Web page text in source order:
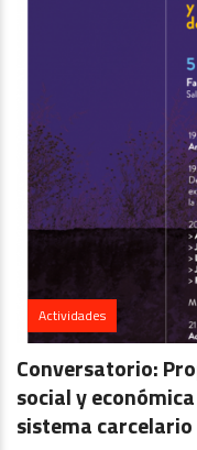
Actividades
Conversatorio:
social y
sistema carcelario